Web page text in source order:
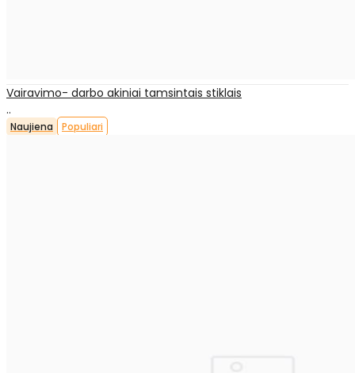
Vairavimo- darbo akiniai tamsintais stiklais
..
Naujiena Populiari